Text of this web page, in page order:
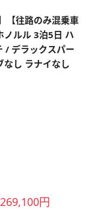
【往路のみ混乗車
ルル 3泊5日 ハ
/ デラックスパー
なし ラナイなし
円